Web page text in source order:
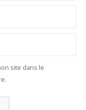
site dans le